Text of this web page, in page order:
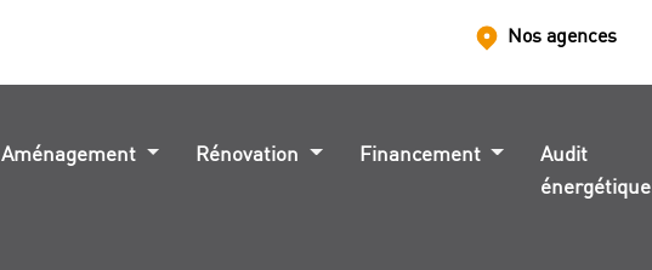
Nos agences
Aménagement Rénovation Financement
Audit
énergétique